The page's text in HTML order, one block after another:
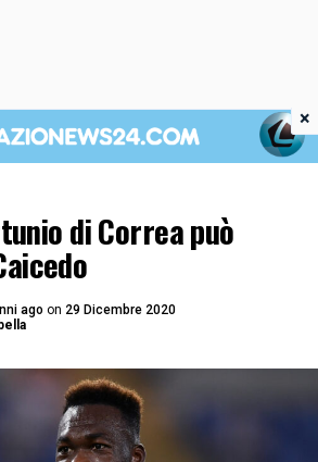
di Correa può
ago on 29 Dicembre 2020
×